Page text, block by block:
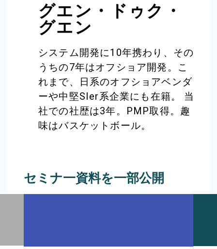
グエン・ドゥク・
グエン
システム開発に10年携わり、その
うちの7年はオフショア開発。こ
れまで、日系のオフショアベンダ
ーや中堅SIer系企業にも在籍。 当
社での社歴は3年。PMP取得。趣
味はバスケットボール。
セミナ一資料を一部公開